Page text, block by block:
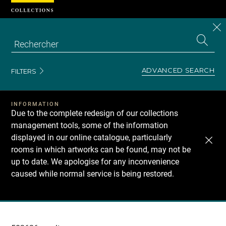
FILTERS ADVANCED SEARCH
INFORMATION
Due to the complete redesign of our collections
management tools, some of the information
displayed in our online catalogue, particularly
rooms in which artworks can be found, may not be
up to date. We apologise for any inconvenience
caused while normal service is being restored.
Recherche
Cookies management panel